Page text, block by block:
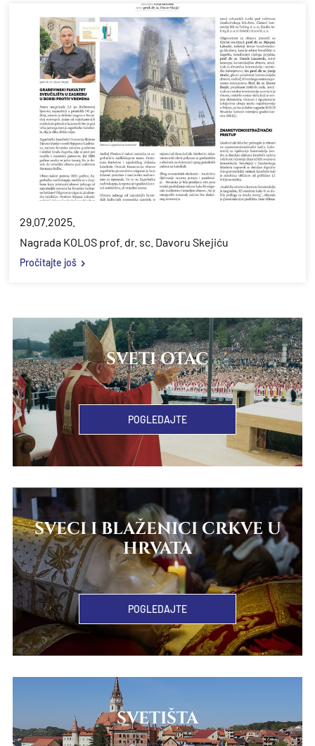
29.07.2025.
Nagrada KOLOS prof. dr. sc. Davoru Skejiću
Pročitajte još
SVETI OTAC
POGLEDAJTE
SVECI I BLAŽENICI CRKVE U
HRVATA
POGLEDAJTE
SVETIŠTA